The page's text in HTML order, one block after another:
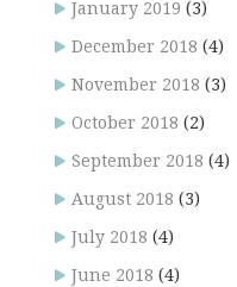
January 2019 (3)
December 2018 (4)
November 2018 (3)
October 2018 (2)
September 2018 (4)
August 2018 (3)
July 2018 (4)
June 2018 (4)